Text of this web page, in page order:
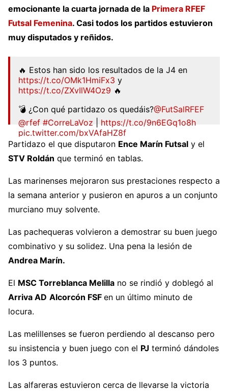
emocionante la cuarta jornada de la Primera RFEF
Futsal Femenina. Casi todos los partidos estuvieron
muy disputados y reñidos.
🔥 Estos han sido los resultados de la J4 en
https://t.co/OMk1HmiFx3 y
https://t.co/ZXvIlW4Oz9 🔥
💣 ¿Con qué partidazo os quedáis?@FutSalRFEF
@rfef #CorreLaVoz
https://t.co/9n6EGq1o8h
pic.twitter.com/bxVAfaHZ8f
— SinopsisVuvuzela (@live_vuvuzela)
October 3,
2022
Partidazo el que disputaron Ence Marín Futsal y el
STV Roldán que terminó en tablas.
Las marinenses mejoraron sus prestaciones respecto a
la semana anterior y pusieron en apuros a un conjunto
murciano muy solvente.
Las pachequeras volvieron a demostrar su buen juego
combinativo y su solidez. Una pena la lesión de
Andrea Marín.
El MSC Torreblanca Melilla no se rindió y doblegó al
Arriva AD Alcorcón FSF en un último minuto de
locura.
Las melillenses se fueron perdiendo al descanso pero
su insistencia y buen juego con el PJ terminó dándoles
los 3 puntos.
Las alfareras estuvieron cerca de llevarse la victoria